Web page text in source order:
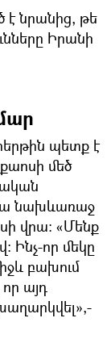
է նրանից, թե
Իրանի
պետք է
մեծ
Սա նախևառաջ
վրա։ «Մենք
Ինչ-որ մեկը
բախում
այդ